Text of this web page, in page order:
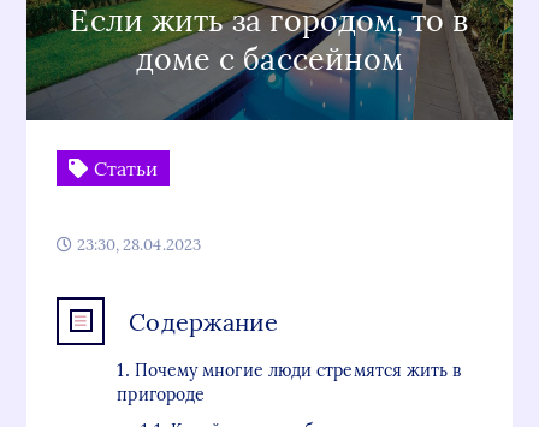
Если жить за городом, то в
доме с бассейном
Статьи
23:30, 28.04.2023
Содержание
Почему многие люди стремятся жить в
пригороде